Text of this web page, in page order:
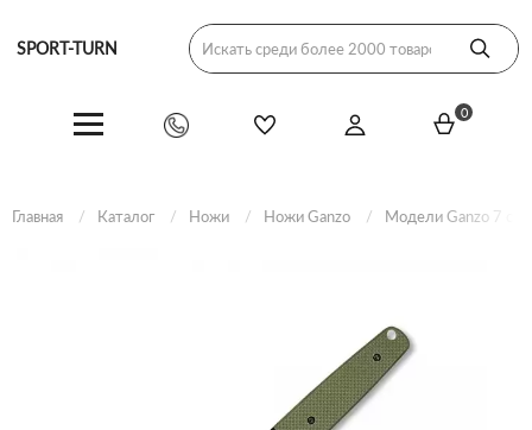
SPORT-TURN
0
Главная Каталог Ножи Ножи Ganzo Модели Ganzo 7